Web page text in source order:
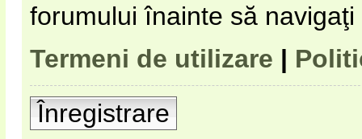
forumului înainte să
Termeni de utilizare |
Înregistrare